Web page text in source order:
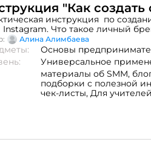
"Как создать
инструкция по
Instagram. Что такое личный
оформления, полезные
примеры тем, для контент
Алина Алимбаева
Основы
Универсальное
материалы об SMM,
подборки с полезной
чек-листы, Для учителей